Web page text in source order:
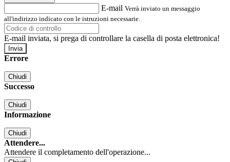
E-mail Verrà inviato un messaggio
all'indirizzo indicato con le istruzioni necessarie.
E-mail inviata, si prega di controllare la casella di posta elettronica!
Errore
Chiudi
Successo
Chiudi
Informazione
Chiudi
Attendere...
Attendere il completamento dell'operazione...